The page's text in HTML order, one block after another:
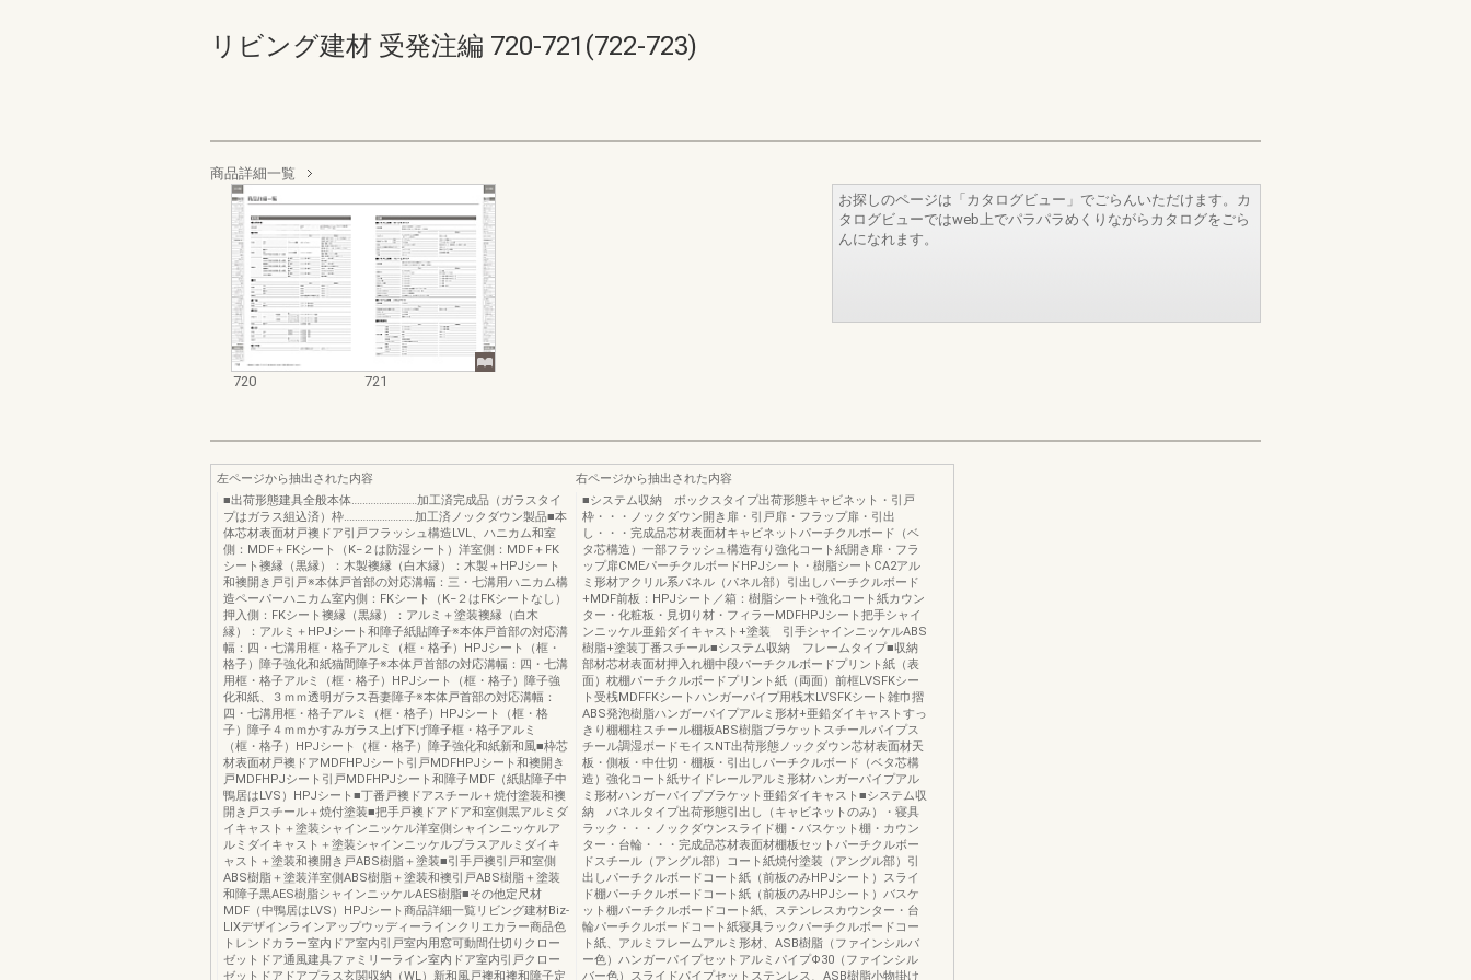
リビング建材 受発注編 720-721(722-723)
商品詳細一覧
720 721
お探しのページは「カタログビュー」でごらんいただけます。カ
タログビューではweb上でパラパラめくりながらカタログをごら
んになれます。
左ページから抽出された内容
■出荷形態建具全般本体‥‥‥‥‥‥‥‥‥‥‥‥加工済完成品（ガラスタイ
プはガラス組込済）枠‥‥‥‥‥‥‥‥‥‥‥‥‥加工済ノックダウン製品■本
体芯材表面材戸襖ドア引戸フラッシュ構造LVL、ハニカム和室
側：MDF＋FKシート（K−２は防湿シート）洋室側：MDF＋FK
シート襖縁（黒縁）：木製襖縁（白木縁）：木製＋HPJシート
和襖開き戸引戸※本体戸首部の対応溝幅：三・七溝用ハニカム構
造ペーパーハニカム室内側：FKシート（K−２はFKシートなし）
押入側：FKシート襖縁（黒縁）：アルミ＋塗装襖縁（白木
縁）：アルミ＋HPJシート和障子紙貼障子※本体戸首部の対応溝
幅：四・七溝用框・格子アルミ（框・格子）HPJシート（框・
格子）障子強化和紙猫間障子※本体戸首部の対応溝幅：四・七溝
用框・格子アルミ（框・格子）HPJシート（框・格子）障子強
化和紙、３ｍｍ透明ガラス吾妻障子※本体戸首部の対応溝幅：
四・七溝用框・格子アルミ（框・格子）HPJシート（框・格
子）障子４ｍｍかすみガラス上げ下げ障子框・格子アルミ
（框・格子）HPJシート（框・格子）障子強化和紙新和風■枠芯
材表面材戸襖ドアMDFHPJシート引戸MDFHPJシート和襖開き
戸MDFHPJシート引戸MDFHPJシート和障子MDF（紙貼障子中
鴨居はLVS）HPJシート■丁番戸襖ドアスチール＋焼付塗装和襖
開き戸スチール＋焼付塗装■把手戸襖ドアドア和室側黒アルミダ
イキャスト＋塗装シャインニッケル洋室側シャインニッケルア
ルミダイキャスト＋塗装シャインニッケルプラスアルミダイキ
ャスト＋塗装和襖開き戸ABS樹脂＋塗装■引手戸襖引戸和室側
ABS樹脂＋塗装洋室側ABS樹脂＋塗装和襖引戸ABS樹脂＋塗装
和障子黒AES樹脂シャインニッケルAES樹脂■その他定尺材
MDF（中鴨居はLVS）HPJシート商品詳細一覧リビング建材Biz-
LIXデザインラインアップウッディーラインクリエカラー商品色
トレンドカラー室内ドア室内引戸室内用窓可動間仕切りクロー
ゼットドア通風建具ファミリーライン室内ドア室内引戸クロー
ゼットドアドアプラス玄関収納（WL）新和風戸襖和襖和障子定
右ページから抽出された内容
■システム収納 ボックスタイプ出荷形態キャビネット・引戸
枠・・・ノックダウン開き扉・引戸扉・フラップ扉・引出
し・・・完成品芯材表面材キャビネットパーチクルボード（ベ
タ芯構造）一部フラッシュ構造有り強化コート紙開き扉・フラ
ップ扉CMEパーチクルボードHPJシート・樹脂シートCA2アル
ミ形材アクリル系パネル（パネル部）引出しパーチクルボード
+MDF前板：HPJシート／箱：樹脂シート+強化コート紙カウン
ター・化粧板・見切り材・フィラーMDFHPJシート把手シャイ
ンニッケル亜鉛ダイキャスト+塗装 引手シャインニッケルABS
樹脂+塗装丁番スチール■システム収納 フレームタイプ■収納
部材芯材表面材押入れ棚中段パーチクルボードプリント紙（表
面）枕棚パーチクルボードプリント紙（両面）前框LVSFKシー
ト受桟MDFFKシートハンガーパイプ用桟木LVSFKシート雑巾摺
ABS発泡樹脂ハンガーパイプアルミ形材+亜鉛ダイキャストすっ
きり棚棚柱スチール棚板ABS樹脂ブラケットスチールパイプス
チール調湿ボードモイスNT出荷形態ノックダウン芯材表面材天
板・側板・中仕切・棚板・引出しパーチクルボード（ベタ芯構
造）強化コート紙サイドレールアルミ形材ハンガーパイプアル
ミ形材ハンガーパイプブラケット亜鉛ダイキャスト■システム収
納 パネルタイプ出荷形態引出し（キャビネットのみ）・寝具
ラック・・・ノックダウンスライド棚・バスケット棚・カウン
ター・台輪・・・完成品芯材表面材棚板セットパーチクルボー
ドスチール（アングル部）コート紙焼付塗装（アングル部）引
出しパーチクルボードコート紙（前板のみHPJシート）スライ
ド棚パーチクルボードコート紙（前板のみHPJシート）バスケ
ット棚パーチクルボードコート紙、ステンレスカウンター・台
輪パーチクルボードコート紙寝具ラックパーチクルボードコー
ト紙、アルミフレームアルミ形材、ASB樹脂（ファインシルバ
ー色）ハンガーパイプセットアルミパイプΦ30（ファインシル
バー色）スライドパイプセットステンレス、ASB樹脂小物掛け